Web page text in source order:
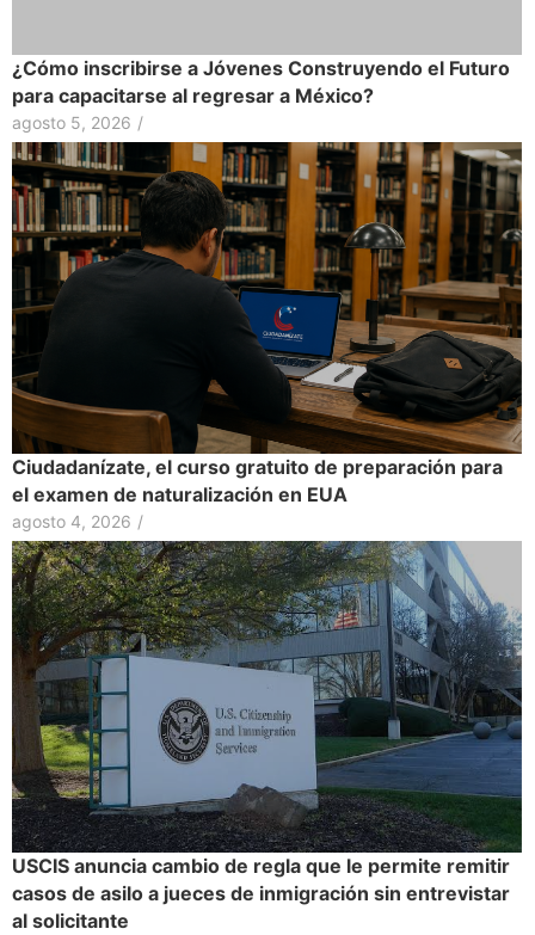
¿Cómo inscribirse a Jóvenes Construyendo el Futuro
para capacitarse al regresar a México?
agosto 5, 2026 /
Ciudadanízate, el curso gratuito de preparación para
el examen de naturalización en EUA
agosto 4, 2026 /
USCIS anuncia cambio de regla que le permite remitir
casos de asilo a jueces de inmigración sin entrevistar
al solicitante